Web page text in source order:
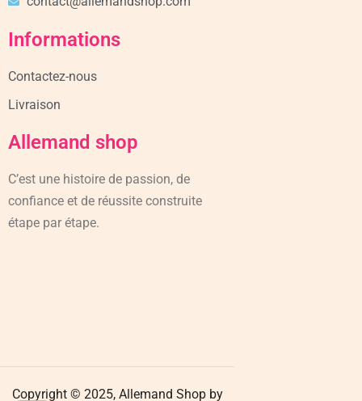
Informations
Contactez-nous
Livraison
Allemand shop
C’est une histoire de passion, de
confiance et de réussite construite
étape par étape.
Copyright © 2025, Allemand Shop by